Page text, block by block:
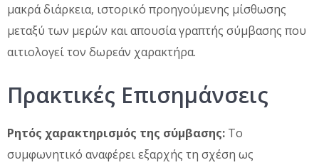
μακρά διάρκεια, ιστορικό προηγούμενης μίσθωσης
μεταξύ των μερών και απουσία γραπτής σύμβασης που
αιτιολογεί τον δωρεάν χαρακτήρα.
Πρακτικές Επισημάνσεις
Ρητός χαρακτηρισμός της σύμβασης: Το
συμφωνητικό αναφέρει εξαρχής τη σχέση ως